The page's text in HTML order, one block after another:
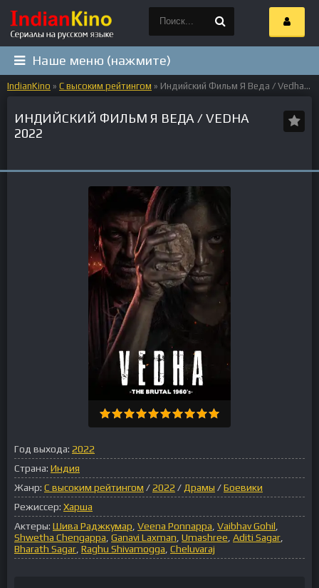
Наше меню (нажмите)
IndianKino » С высоким рейтингом » Индийский Фильм Я Веда / Vedha 2022
ИНДИЙСКИЙ ФИЛЬМ Я ВЕДА / VEDHA
2022
Год выхода: 2022
Страна: Индия
Жанр: С высоким рейтингом /2022 / Драмы /Боевики
Режиссер: Харша
Актеры: Шива Раджкумар Veena Ponnappa Vaibhav Gohil
Shwetha Chengappa Ganavi Laxman Umashree Aditi Sagar
Bharath Sagar Raghu Shivamogga Cheluvaraj